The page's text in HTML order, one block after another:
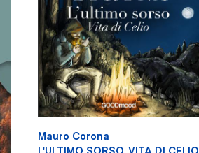
Mauro Corona
L'ULTIMO SORSO. VITA DI CELIO,